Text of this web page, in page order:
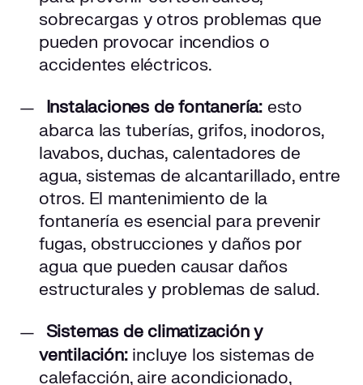
sobrecargas y otros problemas que
pueden provocar incendios o
accidentes eléctricos.
Instalaciones de fontanería: esto
abarca las tuberías, grifos, inodoros,
lavabos, duchas, calentadores de
agua, sistemas de alcantarillado, entre
otros. El mantenimiento de la
fontanería es esencial para prevenir
fugas, obstrucciones y daños por
agua que pueden causar daños
estructurales y problemas de salud.
Sistemas de climatización y
ventilación: incluye los sistemas de
calefacción, aire acondicionado,